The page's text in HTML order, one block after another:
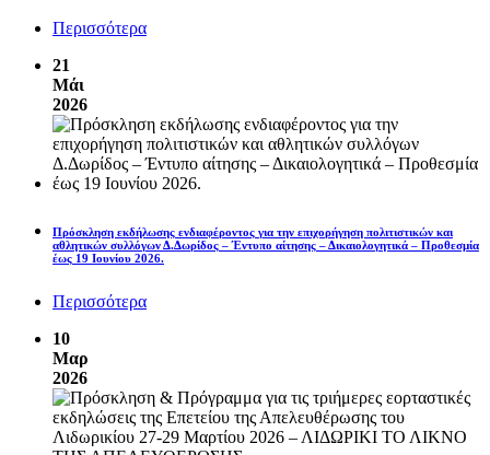
Περισσότερα
21
Μάι
2026
Πρόσκληση εκδήλωσης ενδιαφέροντος για την επιχορήγηση πολιτιστικών και
αθλητικών συλλόγων Δ.Δωρίδος – Έντυπο αίτησης – Δικαιολογητικά – Προθεσμία
έως 19 Ιουνίου 2026.
Περισσότερα
10
Μαρ
2026